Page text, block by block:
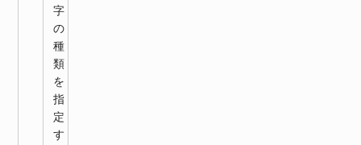
字
の
種
類
を
指
定
す